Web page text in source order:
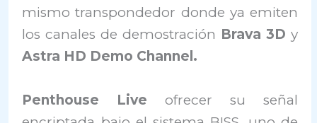
mismo transpondedor donde ya emiten
los canales de demostración Brava 3D y
Astra HD Demo Channel.
Penthouse Live ofrecer su señal